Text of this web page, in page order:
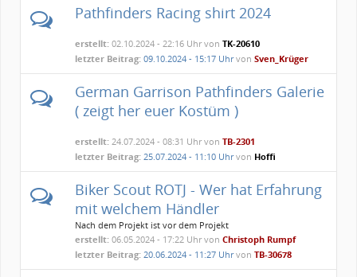
Pathfinders Racing shirt 2024
erstellt:02.10.2024 - 22:16 Uhr von TK-20610
letzter Beitrag: 09.10.2024 - 15:17 Uhrvon Sven_Krüger
German Garrison Pathfinders Galerie
( zeigt her euer Kostüm )
erstellt:24.07.2024 - 08:31 Uhr von TB-2301
letzter Beitrag: 25.07.2024 - 11:10 Uhrvon Hoffi
Biker Scout ROTJ - Wer hat Erfahrung
mit welchem Händler
Nach dem Projekt ist vor dem Projekt
erstellt:06.05.2024 - 17:22 Uhr von Christoph Rumpf
letzter Beitrag: 20.06.2024 - 11:27 Uhrvon TB-30678